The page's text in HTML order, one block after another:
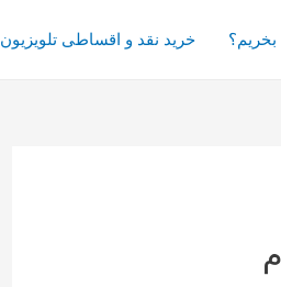
خرید نقد و اقساطی تلویزیون